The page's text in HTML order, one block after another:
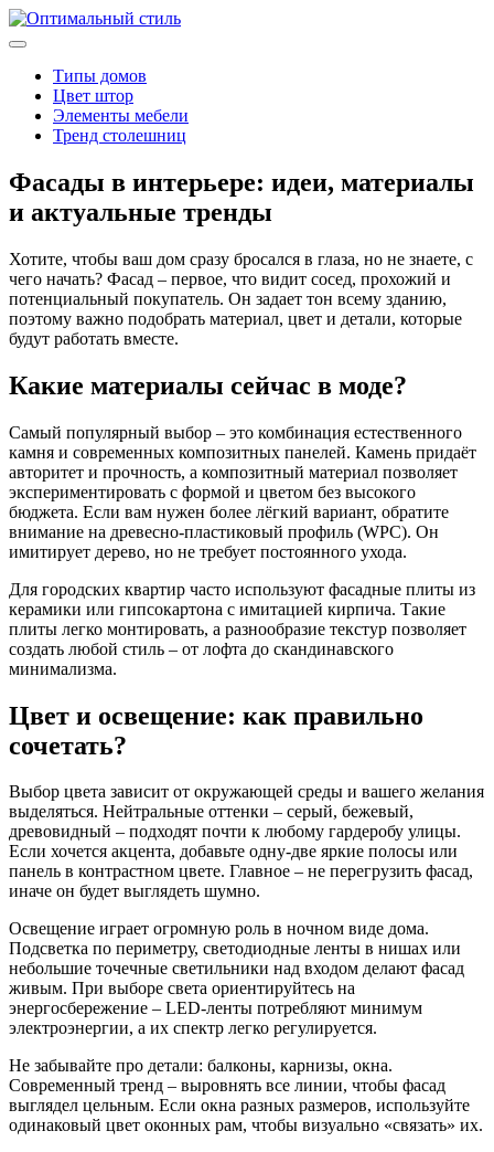
Типы домов
Цвет штор
Элементы мебели
Тренд столешниц
Фасады в интерьере: идеи, материалы
и актуальные тренды
Хотите, чтобы ваш дом сразу бросался в глаза, но не знаете, с
чего начать? Фасад – первое, что видит сосед, прохожий и
потенциальный покупатель. Он задает тон всему зданию,
поэтому важно подобрать материал, цвет и детали, которые
будут работать вместе.
Какие материалы сейчас в моде?
Самый популярный выбор – это комбинация естественного
камня и современных композитных панелей. Камень придаёт
авторитет и прочность, а композитный материал позволяет
экспериментировать с формой и цветом без высокого
бюджета. Если вам нужен более лёгкий вариант, обратите
внимание на древесно‑пластиковый профиль (WPC). Он
имитирует дерево, но не требует постоянного ухода.
Для городских квартир часто используют фасадные плиты из
керамики или гипсокартона с имитацией кирпича. Такие
плиты легко монтировать, а разнообразие текстур позволяет
создать любой стиль – от лофта до скандинавского
минимализма.
Цвет и освещение: как правильно
сочетать?
Выбор цвета зависит от окружающей среды и вашего желания
выделяться. Нейтральные оттенки – серый, бежевый,
древовидный – подходят почти к любому гардеробу улицы.
Если хочется акцента, добавьте одну‑две яркие полосы или
панель в контрастном цвете. Главное – не перегрузить фасад,
иначе он будет выглядеть шумно.
Освещение играет огромную роль в ночном виде дома.
Подсветка по периметру, светодиодные ленты в нишах или
небольшие точечные светильники над входом делают фасад
живым. При выборе света ориентируйтесь на
энергосбережение – LED‑ленты потребляют минимум
электроэнергии, а их спектр легко регулируется.
Не забывайте про детали: балконы, карнизы, окна.
Современный тренд – выровнять все линии, чтобы фасад
выглядел цельным. Если окна разных размеров, используйте
одинаковый цвет оконных рам, чтобы визуально «связать» их.